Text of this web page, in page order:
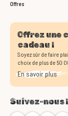
Offres
Offrez une
cadeau !
Soyez sûr de faire
choix de plus de 50
En savoir plus
Suivez-nous !